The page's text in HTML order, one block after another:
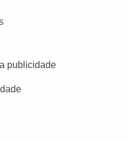
publicidade